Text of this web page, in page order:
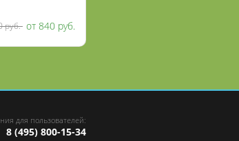
руб. от 840 руб.
для пользователей:
8 (495) 800-15-34